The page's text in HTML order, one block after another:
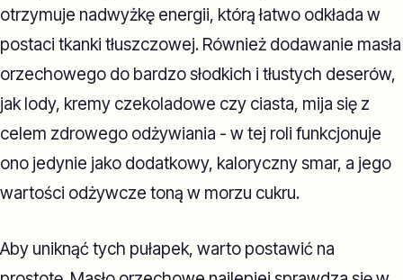
otrzymuje nadwyżkę energii, którą łatwo odkłada w
postaci tkanki tłuszczowej. Również dodawanie masła
orzechowego do bardzo słodkich i tłustych deserów,
jak lody, kremy czekoladowe czy ciasta, mija się z
celem zdrowego odżywiania - w tej roli funkcjonuje
ono jedynie jako dodatkowy, kaloryczny smar, a jego
wartości odżywcze toną w morzu cukru.
Aby uniknąć tych pułapek, warto postawić na